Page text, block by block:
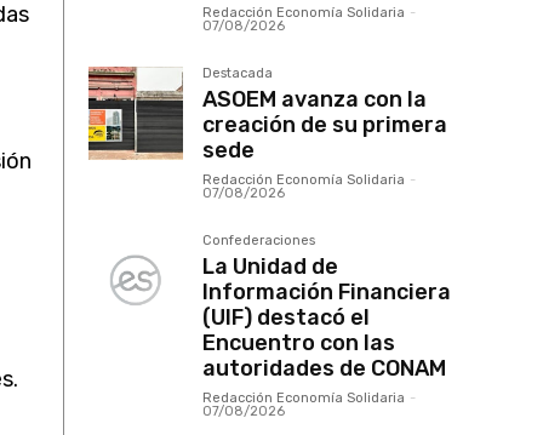
Redacción Economía Solidaria -
07/08/2026
Destacada
ASOEM avanza con la
creación de su primera
sede
Redacción Economía Solidaria -
07/08/2026
Confederaciones
La Unidad de
Información Financiera
(UIF) destacó el
Encuentro con las
autoridades de CONAM
Redacción Economía Solidaria -
07/08/2026